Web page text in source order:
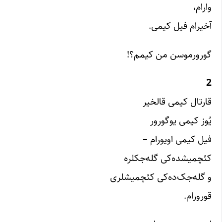
وارام،
آخیرام فیل کیمی.
گورورموسن من کیمم؟!
2
قارتال کیمی قالخیر
یُوز کیمی یوگورور
فیل کیمی اویورام –
کئچمیشده‌کی گله‌جکلره
و گله‌جک‌ده‌کی کئچمیشلری
قورورام.